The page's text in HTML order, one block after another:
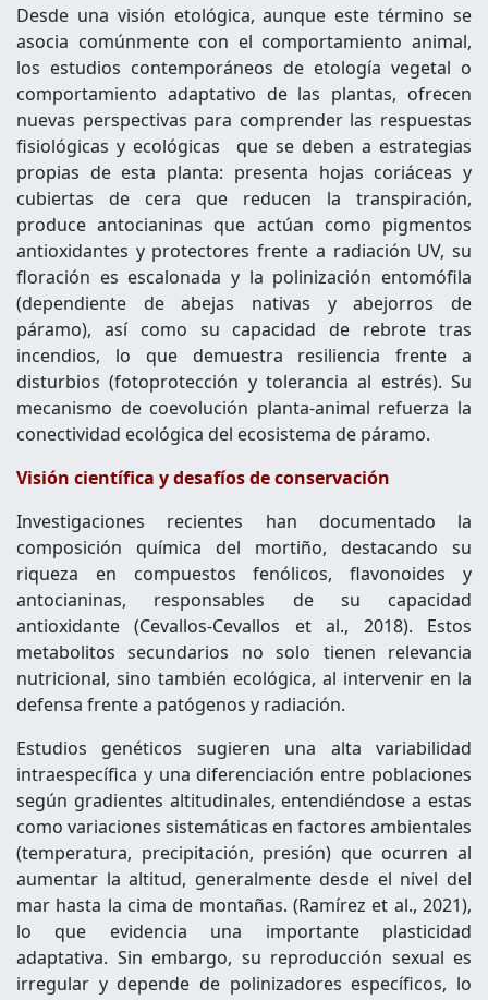
Desde una visión etológica, aunque este término se
asocia comúnmente con el comportamiento animal,
los estudios contemporáneos de etología vegetal o
comportamiento adaptativo de las plantas, ofrecen
nuevas perspectivas para comprender las respuestas
fisiológicas y ecológicas que se deben a estrategias
propias de esta planta: presenta hojas coriáceas y
cubiertas de cera que reducen la transpiración,
produce antocianinas que actúan como pigmentos
antioxidantes y protectores frente a radiación UV, su
floración es escalonada y la polinización entomófila
(dependiente de abejas nativas y abejorros de
páramo), así como su capacidad de rebrote tras
incendios, lo que demuestra resiliencia frente a
disturbios (fotoprotección y tolerancia al estrés). Su
mecanismo de coevolución planta-animal refuerza la
conectividad ecológica del ecosistema de páramo.
Visión científica y desafíos de conservación
Investigaciones recientes han documentado la
composición química del mortiño, destacando su
riqueza en compuestos fenólicos, flavonoides y
antocianinas, responsables de su capacidad
antioxidante (Cevallos-Cevallos et al., 2018). Estos
metabolitos secundarios no solo tienen relevancia
nutricional, sino también ecológica, al intervenir en la
defensa frente a patógenos y radiación.
Estudios genéticos sugieren una alta variabilidad
intraespecífica y una diferenciación entre poblaciones
según gradientes altitudinales, entendiéndose a estas
como variaciones sistemáticas en factores ambientales
(temperatura, precipitación, presión) que ocurren al
aumentar la altitud, generalmente desde el nivel del
mar hasta la cima de montañas. (Ramírez et al., 2021),
lo que evidencia una importante plasticidad
adaptativa. Sin embargo, su reproducción sexual es
irregular y depende de polinizadores específicos, lo